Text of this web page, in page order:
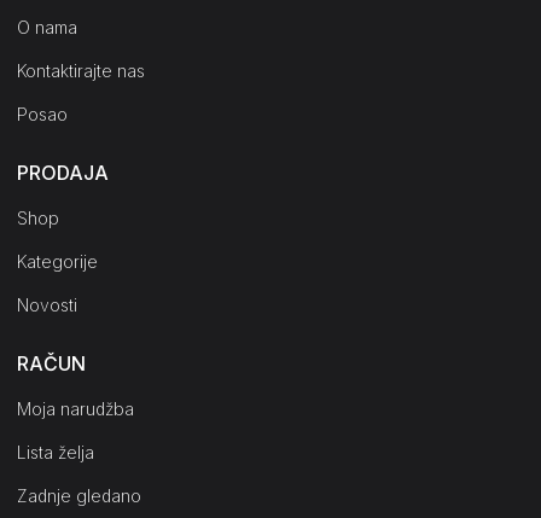
O nama
Kontaktirajte nas
Posao
PRODAJA
Shop
Kategorije
Novosti
RAČUN
Moja narudžba
Lista želja
Zadnje gledano